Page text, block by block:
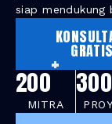
siap mendukung
GRATIS
200
+
MITRA
300